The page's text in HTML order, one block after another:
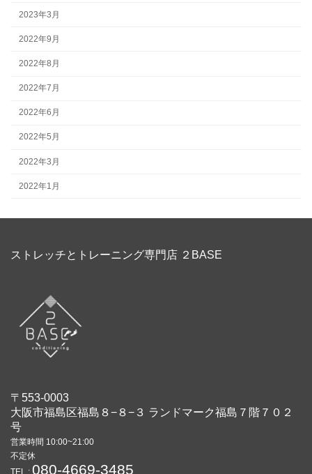
2023年3月
2022年9月
2022年8月
2022年7月
2022年6月
2022年5月
2022年3月
2022年1月
ストレッチとトレーニング専門店 ２BASE
〒553-0003
大阪市福島区福島８−８−３ ランドマーク福島７階７０２
号
営業時間 10:00~21:00
不定休
080-4669-3485